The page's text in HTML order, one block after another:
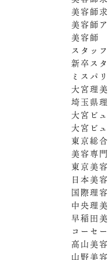
美容師
美容師
美容師
スタッ
新卒ス
ミスパ
大宮理
埼玉県
大宮ビ
大宮ビ
東京総
美容専
東京美
日本美
国際理
中央理
早稲田
コーセ
高山美
山野美